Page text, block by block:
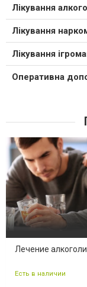
Лікування
Лікування
Лікування
Оперативна
Лечение
Есть в наличии